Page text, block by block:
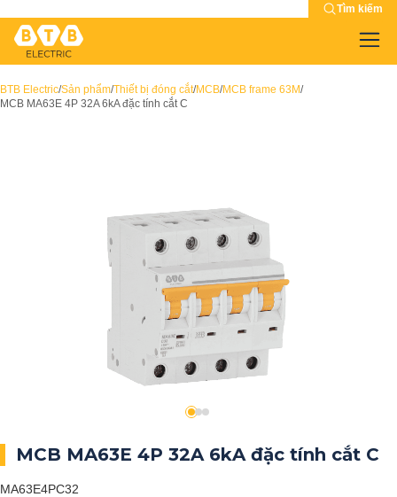
Tìm kiếm
BTB Electric/Sản phẩm/Thiết bị đóng cắt/MCB/MCB frame 63M/
MCB MA63E 4P 32A 6kA đặc tính cắt C
MCB MA63E 4P 32A 6kA đặc tính cắt C
MA63E4PC32